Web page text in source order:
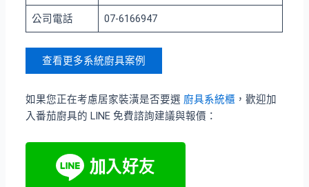
公司電話 07-6166947
查看更多系統廚具案例
如果您正在考慮居家裝潢是否要選 廚具系統櫃 ，歡迎加
入番茄廚具的 LINE 免費諮詢建議與報價：